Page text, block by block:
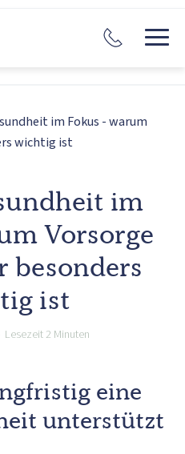
im Fokus - warum
wichtig ist
im
Vorsorge
besonders
ist
2 Minuten
eine
unterstützt